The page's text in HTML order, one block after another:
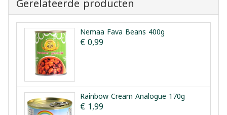
Nemaa Fava Beans 400g
€ 0,99
Rainbow Cream Analogue 170g
€ 1,99